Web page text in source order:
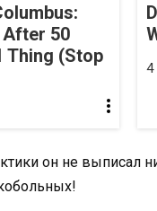
After 50
Thing (Stop
4
он не выписал